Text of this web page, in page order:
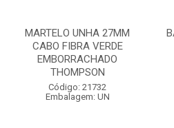
MARTELO UNHA 27MM
CABO FIBRA VERDE
EMBORRACHADO
THOMPSON
Código: 21732
Embalagem: UN